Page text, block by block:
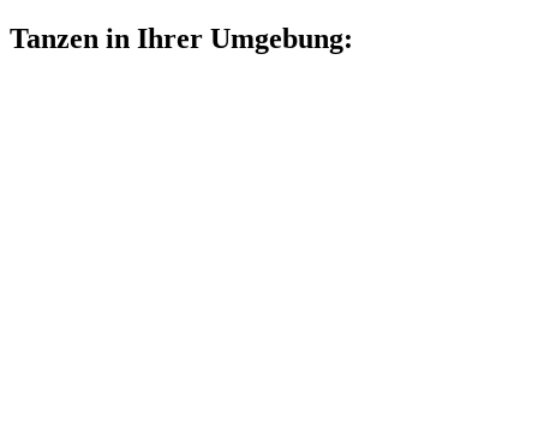
Tanzen in Ihrer Umgebung: